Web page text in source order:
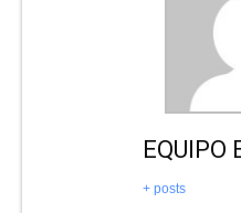
EQUIPO
+ posts